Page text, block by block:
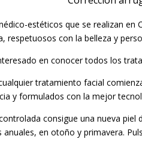
estéticos que se realizan
respetuosos con la belleza y
en conocer todos los
tratamiento facial
y formulados con la mejor
consigue una nueva
en otoño y primavera.